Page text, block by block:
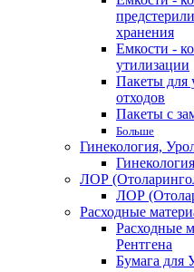
хранения
Емкости -
утилизации
Пакеты для
отходов
Пакеты с
Больше
Гинекология,
ЛОР
ЛОР
Расходные
Расходные
Рентгена
Бумага для